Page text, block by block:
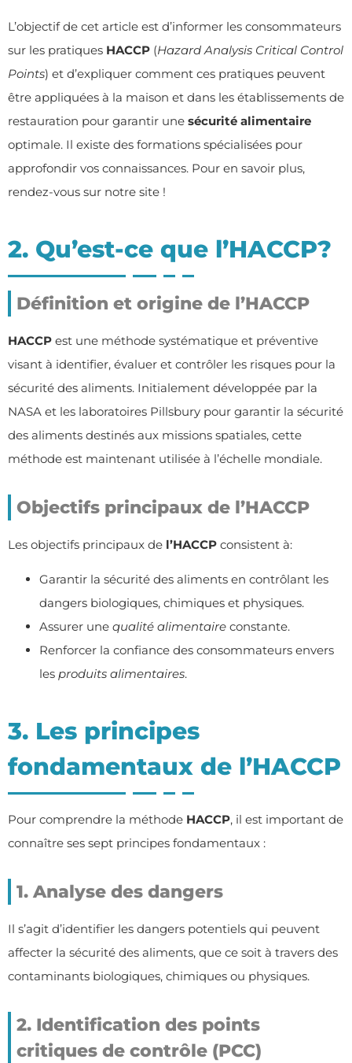
L’objectif de cet article est d’informer les consommateurs
sur les pratiques HACCP (Hazard Analysis Critical Control
Points) et d’expliquer comment ces pratiques peuvent
être appliquées à la maison et dans les établissements de
restauration pour garantir une sécurité alimentaire
optimale. Il existe des formations spécialisées pour
approfondir vos connaissances. Pour en savoir plus,
rendez-vous sur notre site !
2. Qu’est-ce que l’HACCP?
Définition et origine de l’HACCP
HACCP est une méthode systématique et préventive
visant à identifier, évaluer et contrôler les risques pour la
sécurité des aliments. Initialement développée par la
NASA et les laboratoires Pillsbury pour garantir la sécurité
des aliments destinés aux missions spatiales, cette
méthode est maintenant utilisée à l’échelle mondiale.
Objectifs principaux de l’HACCP
Les objectifs principaux de l’HACCP consistent à:
Garantir la sécurité des aliments en contrôlant les
dangers biologiques, chimiques et physiques.
Assurer une qualité alimentaire constante.
Renforcer la confiance des consommateurs envers
les produits alimentaires.
3. Les principes
fondamentaux de l’HACCP
Pour comprendre la méthode HACCP, il est important de
connaître ses sept principes fondamentaux :
1. Analyse des dangers
Il s’agit d’identifier les dangers potentiels qui peuvent
affecter la sécurité des aliments, que ce soit à travers des
contaminants biologiques, chimiques ou physiques.
2. Identification des points
critiques de contrôle (PCC)